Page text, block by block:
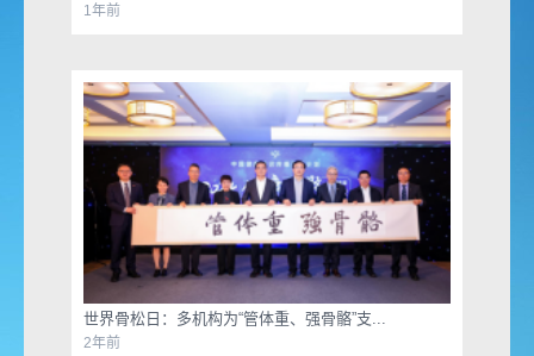
1年前
世界骨松日：多机构为“管体重、强骨骼”支...
2年前